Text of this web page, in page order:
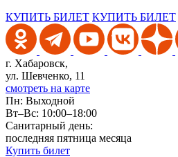
КУПИТЬ БИЛЕТ КУПИТЬ БИЛЕТ
г. Хабаровск,
ул. Шевченко, 11
смотреть на карте
Пн: Выходной
Вт–Вс: 10:00–18:00
Санитарный день:
последняя пятница месяца
Купить билет